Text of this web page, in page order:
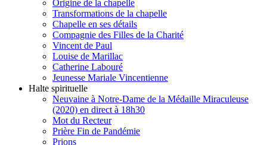
Origine de la chapelle
Transformations de la chapelle
Chapelle en ses détails
Compagnie des Filles de la Charité
Vincent de Paul
Louise de Marillac
Catherine Labouré
Jeunesse Mariale Vincentienne
Halte spirituelle
Neuvaine à Notre-Dame de la Médaille Miraculeuse
(2020) en direct à 18h30
Mot du Recteur
Prière Fin de Pandémie
Prions